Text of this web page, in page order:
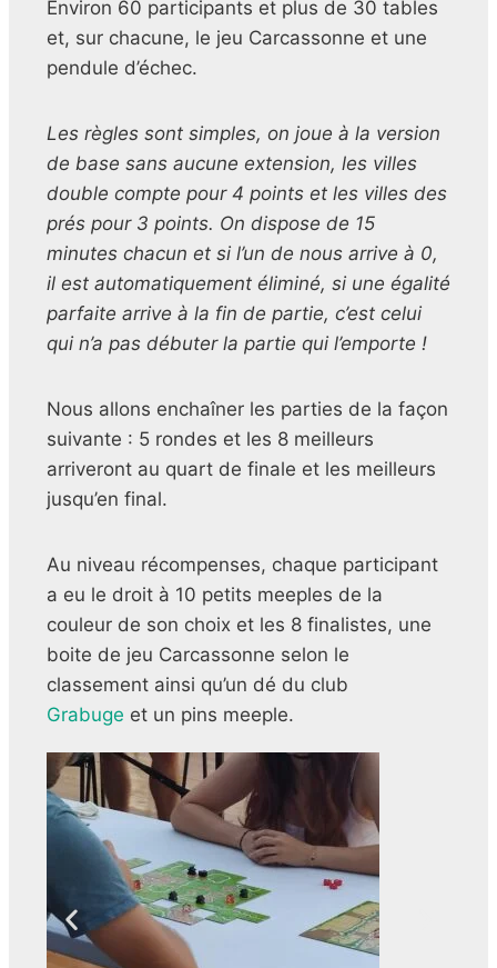
Environ 60 participants et plus de 30 tables
et, sur chacune, le jeu Carcassonne et une
pendule d’échec.
Les règles sont simples, on joue à la version
de base sans aucune extension, les villes
double compte pour 4 points et les villes des
prés pour 3 points. On dispose de 15
minutes chacun et si l’un de nous arrive à 0,
il est automatiquement éliminé, si une égalité
parfaite arrive à la fin de partie, c’est celui
qui n’a pas débuter la partie qui l’emporte !
Nous allons enchaîner les parties de la façon
suivante : 5 rondes et les 8 meilleurs
arriveront au quart de finale et les meilleurs
jusqu’en final.
Au niveau récompenses, chaque participant
a eu le droit à 10 petits meeples de la
couleur de son choix et les 8 finalistes, une
boite de jeu Carcassonne selon le
classement ainsi qu’un dé du club
Grabuge et un pins meeple.